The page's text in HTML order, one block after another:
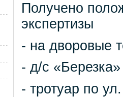
Получено
экспертизы
- на дворовые
- д/с
- тротуар по